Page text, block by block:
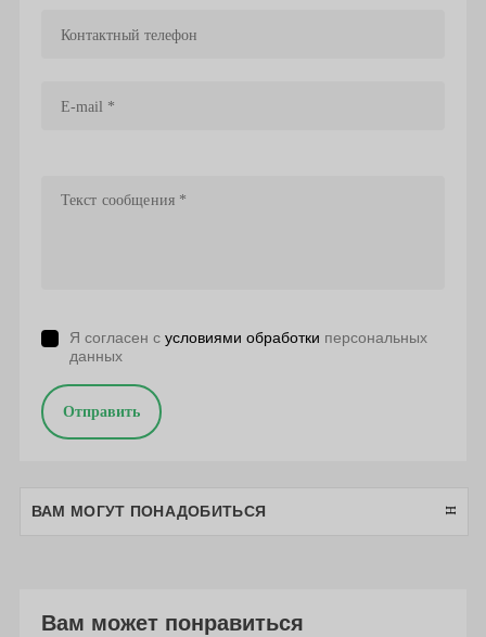
Я согласен с условиями обработки персональных
данных
Отправить
ВАМ МОГУТ ПОНАДОБИТЬСЯ
Вам может понравиться